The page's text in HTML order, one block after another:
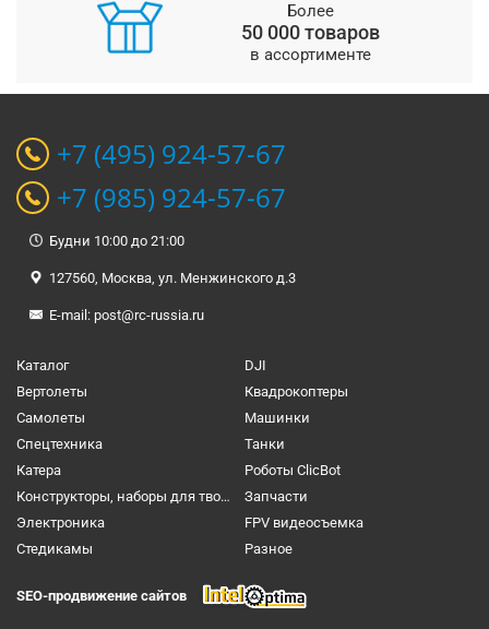
Более
50 000 товаров
в ассортименте
+7 (495) 924-57-67
+7 (985) 924-57-67
Будни 10:00 до 21:00
127560, Москва, ул. Менжинского д.3
E-mail: post@rc-russia.ru
Каталог
DJI
Вертолеты
Квадрокоптеры
Самолеты
Машинки
Спецтехника
Танки
Катера
Роботы ClicBot
Конструкторы, наборы для творчества и настольные игры
Запчасти
Электроника
FPV видеосъемка
Cтедикамы
Разное
SEO-продвижение сайтов